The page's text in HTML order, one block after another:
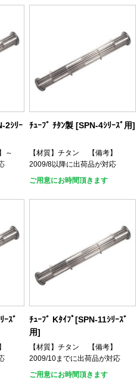
2ｼﾘｰ
～
ﾁｭｰﾌﾞ ﾁﾀﾝ製 [SPN-4ｼﾘｰｽﾞ用]
【材質】チタン 【備考】
2009/8以降に出荷品が対応
ご用意にお時間頂きます
ｰｽﾞ
ﾁｭｰﾌﾞ Kﾀｲﾌﾟ[SPN-11ｼﾘｰｽﾞ
用]
【材質】チタン 【備考】
2009/10までに出荷品が対応
ご用意にお時間頂きます